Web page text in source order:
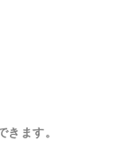
ます。